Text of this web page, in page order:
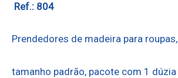
Ref.: 804
Prendedores de madeira para roupas,
tamanho padrão, pacote com 1 dúzia